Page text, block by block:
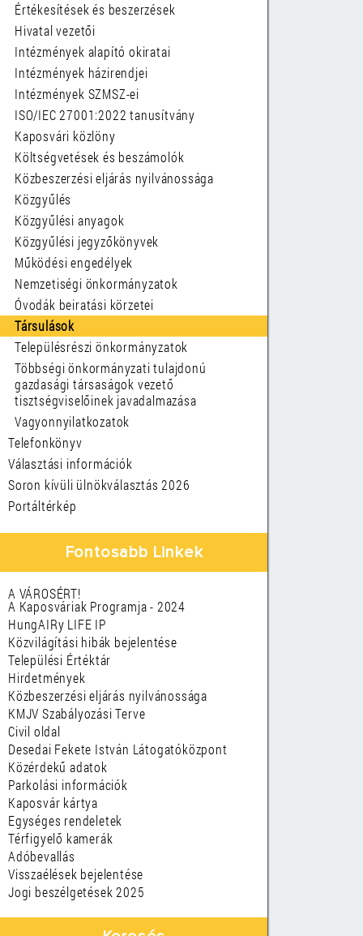
Értékesítések és beszerzések
Hivatal vezetői
Intézmények alapító okiratai
Intézmények házirendjei
Intézmények SZMSZ-ei
ISO/IEC 27001:2022 tanusítvány
Kaposvári közlöny
Költségvetések és beszámolók
Közbeszerzési eljárás nyilvánossága
Közgyűlés
Közgyűlési anyagok
Közgyűlési jegyzőkönyvek
Működési engedélyek
Nemzetiségi önkormányzatok
Óvodák beiratási körzetei
Társulások
Településrészi önkormányzatok
Többségi önkormányzati tulajdonú
gazdasági társaságok vezető
tisztségviselőinek javadalmazása
Vagyonnyilatkozatok
Telefonkönyv
Választási információk
Soron kívüli ülnökválasztás 2026
Portáltérkép
Fontosabb Linkek
A VÁROSÉRT!
A Kaposváriak Programja - 2024
HungAIRy LIFE IP
Közvilágítási hibák bejelentése
Települési Értéktár
Hirdetmények
Közbeszerzési eljárás nyilvánossága
KMJV Szabályozási Terve
Civil oldal
Desedai Fekete István Látogatóközpont
Közérdekű adatok
Parkolási információk
Kaposvár kártya
Egységes rendeletek
Térfigyelő kamerák
Adóbevallás
Visszaélések bejelentése
Jogi beszélgetések 2025